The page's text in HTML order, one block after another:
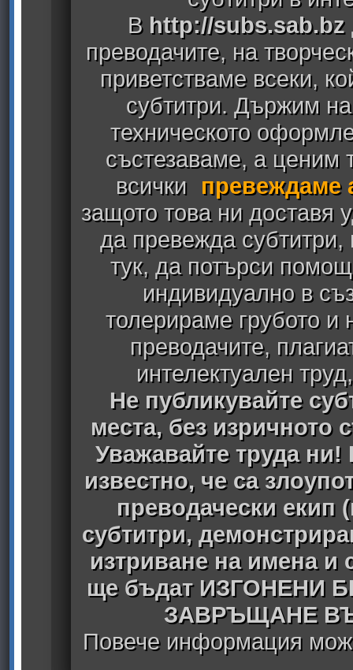
В http://subs.sab.bz
преводачите, на
приветстваме всеки,
субтитри. Държим
техническото
състезаваме, а ценим
всички
превеждаме
защото това ни доставя
да превежда
тук, да потърси
индивидуално в
толерираме грубото
преводачите,
интелектуален
Не публикувайте
места, без изричното
Уважавайте труда ни!
известно, че са
преводачески екип
субтитри,
изтриване на имена
ще бъдат ИЗГОНЕНИ
ЗАВРЪЩАНЕ
Повече информация